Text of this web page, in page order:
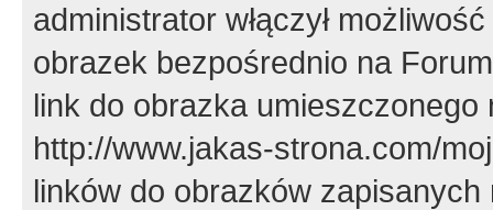
administrator włączył
obrazek bezpośrednio na
link do obrazka
http://www.jakas-strona.com/
linków do obrazków